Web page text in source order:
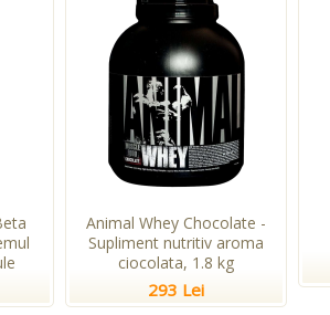
Animal Whey Chocolate -
Supliment nutritiv aroma
ciocolata, 1.8 kg
293 Lei